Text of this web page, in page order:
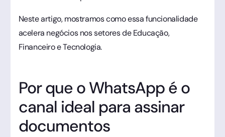
Neste artigo, mostramos como essa funcionalidade
acelera negócios nos setores de Educação,
Financeiro e Tecnologia.
Por que o WhatsApp é o
canal ideal para assinar
documentos